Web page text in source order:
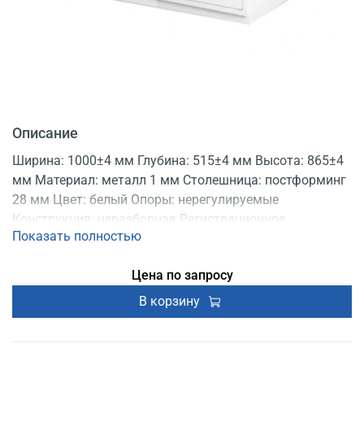
Описание
Ширина: 1000±4 мм Глубина: 515±4 мм Высота: 865±4
мм Материал: металл 1 мм Столешница: постформинг
28 мм Цвет: белый Опоры: нерегулируемые
Конструкция: неразборная Регистрационное
удостоверение
Показать полностью
Цена по запросу
В корзину